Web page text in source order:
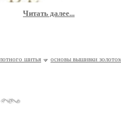
Читать далее...
шитья основы вышивки